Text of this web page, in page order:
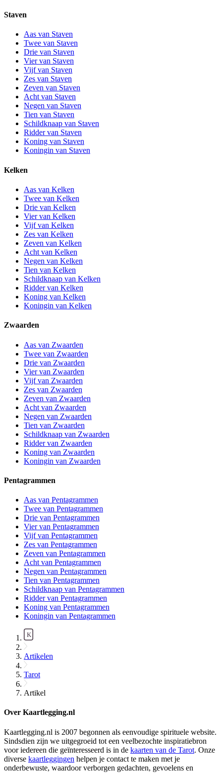
Staven
Aas van Staven
Twee van Staven
Drie van Staven
Vier van Staven
Vijf van Staven
Zes van Staven
Zeven van Staven
Acht van Staven
Negen van Staven
Tien van Staven
Schildknaap van Staven
Ridder van Staven
Koning van Staven
Koningin van Staven
Kelken
Aas van Kelken
Twee van Kelken
Drie van Kelken
Vier van Kelken
Vijf van Kelken
Zes van Kelken
Zeven van Kelken
Acht van Kelken
Negen van Kelken
Tien van Kelken
Schildknaap van Kelken
Ridder van Kelken
Koning van Kelken
Koningin van Kelken
Zwaarden
Aas van Zwaarden
Twee van Zwaarden
Drie van Zwaarden
Vier van Zwaarden
Vijf van Zwaarden
Zes van Zwaarden
Zeven van Zwaarden
Acht van Zwaarden
Negen van Zwaarden
Tien van Zwaarden
Schildknaap van Zwaarden
Ridder van Zwaarden
Koning van Zwaarden
Koningin van Zwaarden
Pentagrammen
Aas van Pentagrammen
Twee van Pentagrammen
Drie van Pentagrammen
Vier van Pentagrammen
Vijf van Pentagrammen
Zes van Pentagrammen
Zeven van Pentagrammen
Acht van Pentagrammen
Negen van Pentagrammen
Tien van Pentagrammen
Schildknaap van Pentagrammen
Ridder van Pentagrammen
Koning van Pentagrammen
Koningin van Pentagrammen
Artikelen
Tarot
Artikel
Over Kaartlegging.nl
Kaartlegging.nl is 2007 begonnen als eenvoudige spirituele website.
Sindsdien zijn we uitgegroeid tot een veelbezochte inspiratiebron
voor iedereen die geïnteresseerd is in de kaarten van de Tarot. Onze
diverse kaartleggingen helpen je contact te maken met je
onderbewuste, waardoor verborgen gedachten, gevoelens en